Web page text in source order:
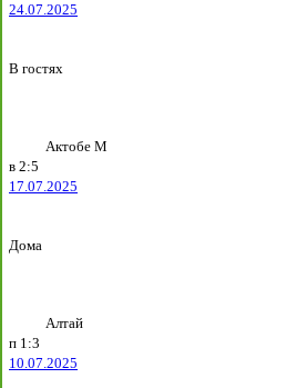
24.07.2025
В гостях
Актобе М
в 2:5
17.07.2025
Дома
Алтай
п 1:3
10.07.2025